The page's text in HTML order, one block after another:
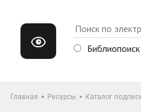
Библиопоиск
Главная Ресурсы Каталог